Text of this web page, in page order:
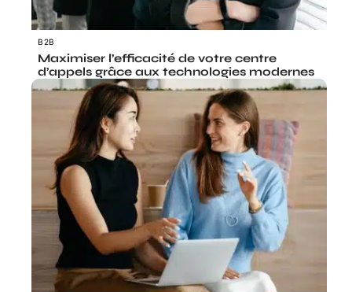
B2B
Maximiser l’efficacité de votre centre
d’appels grâce aux technologies modernes